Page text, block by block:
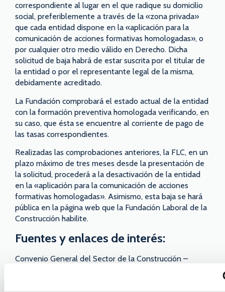
correspondiente al lugar en el que radique su domicilio
social, preferiblemente a través de la «zona privada»
que cada entidad dispone en la «aplicación para la
comunicación de acciones formativas homologadas», o
por cualquier otro medio válido en Derecho. Dicha
solicitud de baja habrá de estar suscrita por el titular de
la entidad o por el representante legal de la misma,
debidamente acreditado.
La Fundación comprobará el estado actual de la entidad
con la formación preventiva homologada verificando, en
su caso, que ésta se encuentre al corriente de pago de
las tasas correspondientes.
Realizadas las comprobaciones anteriores, la FLC, en un
plazo máximo de tres meses desde la presentación de
la solicitud, procederá a la desactivación de la entidad
en la «aplicación para la comunicación de acciones
formativas homologadas». Asimismo, esta baja se hará
pública en la página web que la Fundación Laboral de la
Construcción habilite.
Fuentes y enlaces de interés:
Convenio General del Sector de la Construcción –
https://www.fundacionlaboral.org/uploads/convenio/